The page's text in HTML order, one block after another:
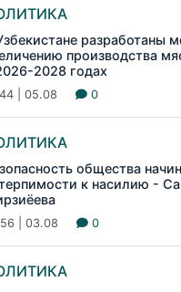
разработаны
производства
2028 годах
| 05.08 0
общества
к насилию -
| 03.08 0